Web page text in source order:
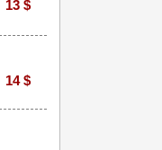
13 $
14 $